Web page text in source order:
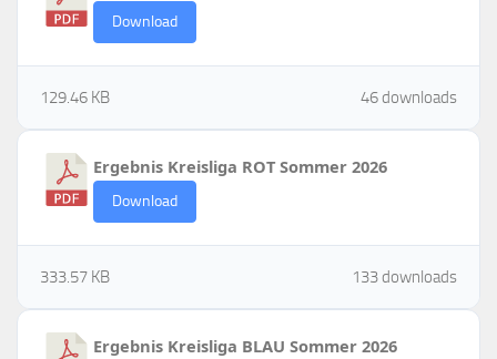
Download
46 downloads
129.46 KB
Ergebnis Kreisliga ROT Sommer 2026
Download
133 downloads
333.57 KB
Ergebnis Kreisliga BLAU Sommer 2026